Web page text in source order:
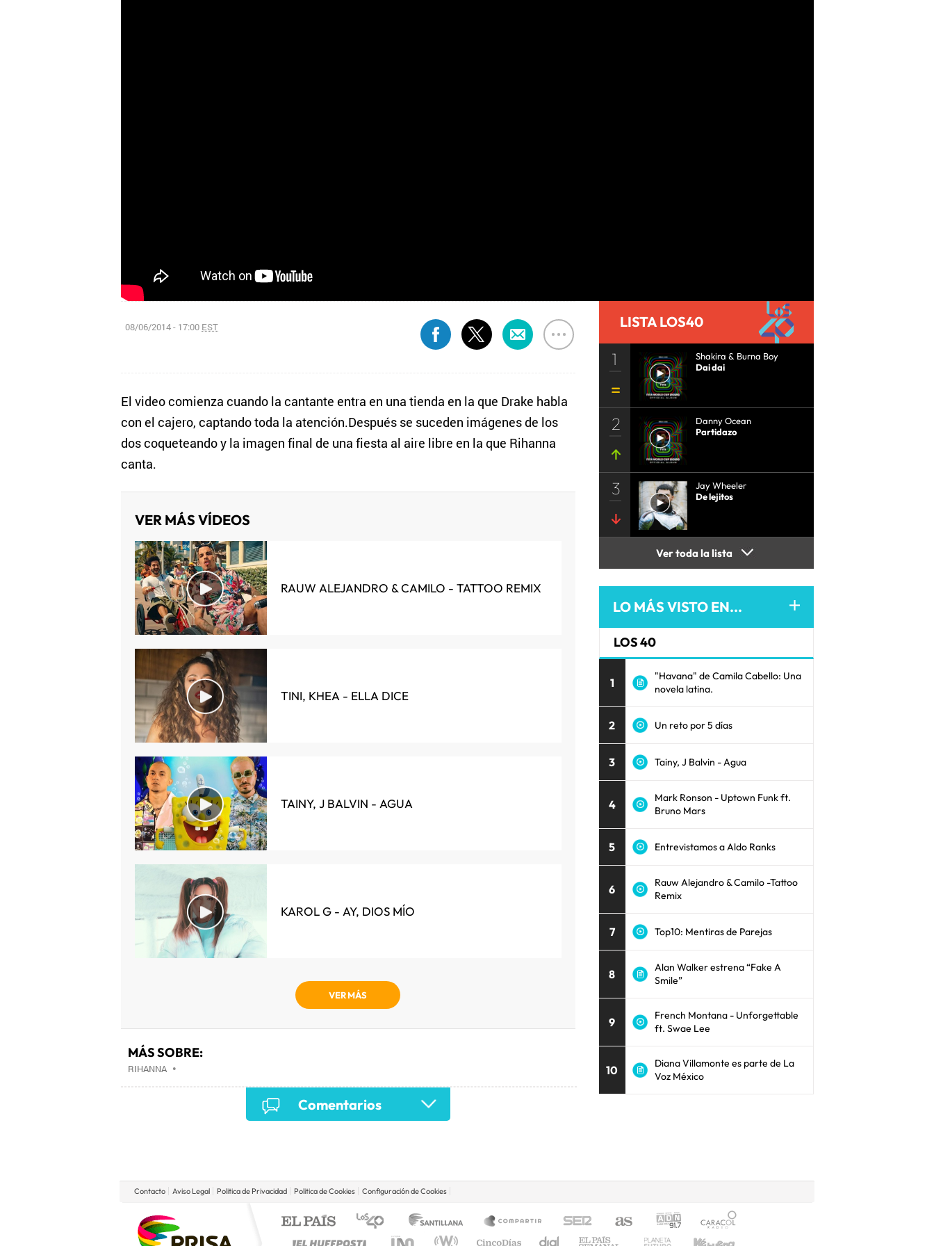
08/06/2014 - 17:00 EST
El video comienza cuando la cantante entra en una tienda en la que Drake habla
con el cajero, captando toda la atención.Después se suceden imágenes de los
dos coqueteando y la imagen final de una fiesta al aire libre en la que Rihanna
canta.
VER MÁS VÍDEOS
RAUW ALEJANDRO & CAMILO - TATTOO REMIX
TINI, KHEA - ELLA DICE
TAINY, J BALVIN - AGUA
KAROL G - AY, DIOS MÍO
VER MÁS
MÁS SOBRE:
RIHANNA•
Comentarios
LISTA LOS40
1
Shakira & Burna Boy
Dai dai
2
Danny Ocean
Partidazo
3
Jay Wheeler
De lejitos
Ver toda la lista
LO MÁS VISTO EN...
LOS 40
1
"Havana" de Camila Cabello: Una
novela latina.
2 Un reto por 5 días
3 Tainy, J Balvin - Agua
4
Mark Ronson - Uptown Funk ft.
Bruno Mars
5 Entrevistamos a Aldo Ranks
6
Rauw Alejandro & Camilo -Tattoo
Remix
7 Top10: Mentiras de Parejas
8
Alan Walker estrena “Fake A
Smile”
9
French Montana - Unforgettable
ft. Swae Lee
10
Diana Villamonte es parte de La
Voz México
Contacto Aviso Legal Politica de Privacidad Politica de Cookies Configuración de Cookies